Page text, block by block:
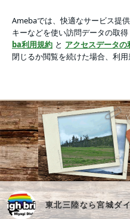
アプリをダウンロードして ブ
ょう。
東北三陸なら宮城ダ